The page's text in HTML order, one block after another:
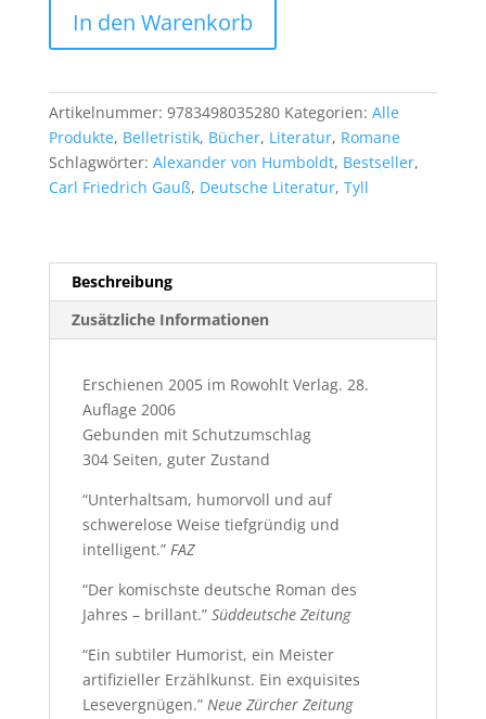
Kehlmann:
Die
der
Welt
Menge
In den Warenkorb
Artikelnummer: 9783498035280 Kategorien: Alle
Produkte, Belletristik, Bücher, Literatur, Romane
Schlagwörter: Alexander von Humboldt, Bestseller,
Carl Friedrich Gauß, Deutsche Literatur, Tyll
Beschreibung
Zusätzliche Informationen
Erschienen 2005 im Rowohlt Verlag. 28.
Auflage 2006
Gebunden mit Schutzumschlag
304 Seiten, guter Zustand
“Unterhaltsam, humorvoll und auf
schwerelose Weise tiefgründig und
intelligent.” FAZ
“Der komischste deutsche Roman des
Jahres – brillant.” Süddeutsche Zeitung
“Ein subtiler Humorist, ein Meister
artifizieller Erzählkunst. Ein exquisites
Lesevergnügen.” Neue Zürcher Zeitung